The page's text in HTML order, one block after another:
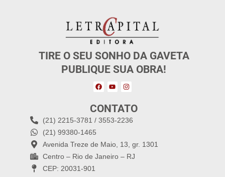
TIRE O SEU SONHO DA GAVETA
PUBLIQUE SUA OBRA!
CONTATO
(21) 2215-3781 / 3553-2236
(21) 99380-1465
Avenida Treze de Maio, 13, gr. 1301
Centro – Rio de Janeiro – RJ
CEP: 20031-901